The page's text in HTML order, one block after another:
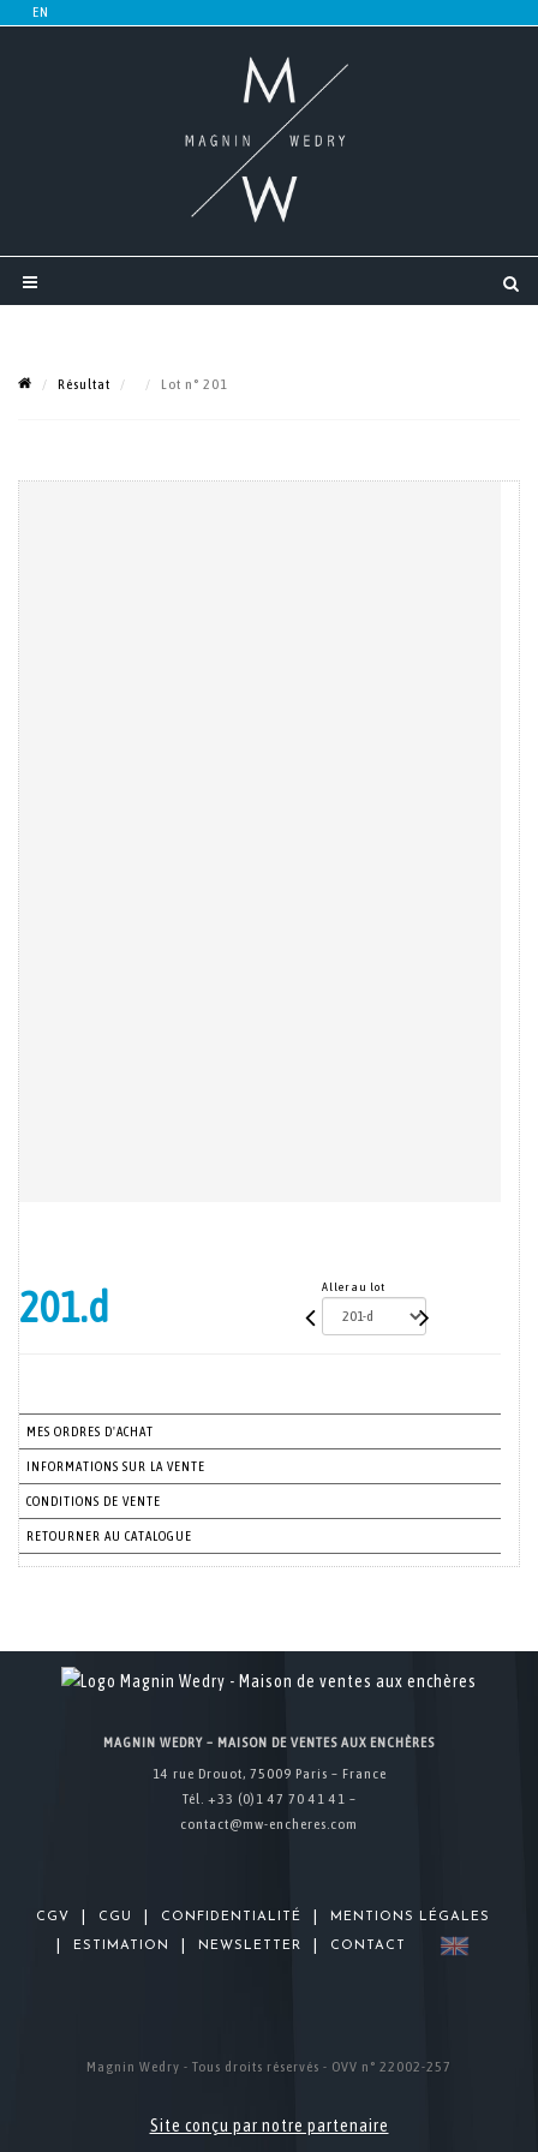
Résultat Lot n° 201
201.d Aller au lot
MES ORDRES D'ACHAT
INFORMATIONS SUR LA VENTE
CONDITIONS DE VENTE
RETOURNER AU CATALOGUE
MAGNIN WEDRY – MAISON DE VENTES AUX ENCHÈRES
14 rue Drouot, 75009 Paris – France
Tél. +33 (0)1 47 70 41 41 –
contact@mw-encheres.com
CGV CGU CONFIDENTIALITÉ MENTIONS LÉGALES
ESTIMATION NEWSLETTER CONTACT
Magnin Wedry - Tous droits réservés - OVV n° 22002-257
Site conçu par notre partenaire